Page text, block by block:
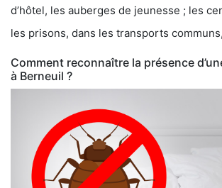
d’hôtel, les auberges de jeunesse ; les
les prisons, dans les transports
Comment reconnaître la présence
à Berneuil ?